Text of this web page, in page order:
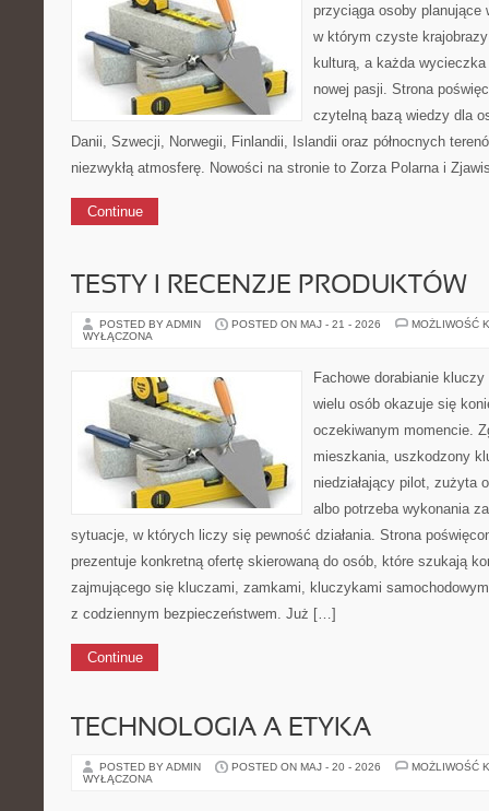
przyciąga osoby planujące
w którym czyste
kulturą, a każda
nowej pasji. Strona
czytelną bazą wiedzy dla
Danii, Szwecji, Norwegii, Finlandii, Islandii oraz północnych
niezwykłą atmosferę. Nowości na stronie to Zorza Polarna i
Continue
TESTY I RECENZJE PRODUKTÓW
POSTED BY ADMIN POSTED ON MAJ - 21 - 2026
MOŻLIWOŚĆ
WYŁĄCZONA
Fachowe dorabianie
wielu osób okazuje się
oczekiwanym momencie.
mieszkania, uszkodzony
niedziałający pilot, zużyta
albo potrzeba wykonania
sytuacje, w których liczy się pewność działania. Strona
prezentuje konkretną ofertę skierowaną do osób, które szukają
zajmującego się kluczami, zamkami, kluczykami
z codziennym bezpieczeństwem. Już […]
Continue
TECHNOLOGIA A ETYKA
POSTED BY ADMIN POSTED ON MAJ - 20 - 2026
MOŻLIWOŚĆ
WYŁĄCZONA